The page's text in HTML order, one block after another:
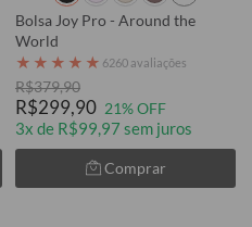
Bolsa Joy Pro - Around the
World
★ ★ ★ ★ ★ 6260 avaliações
R$379,90
R$299,90 21% OFF
3x de R$99,97 sem juros
Comprar